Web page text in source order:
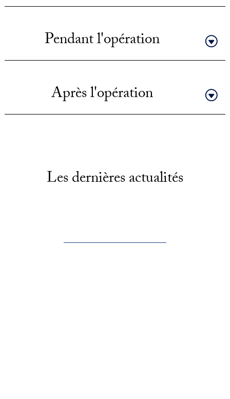
Pendant l'opération
Après l'opération
Les dernières actualités